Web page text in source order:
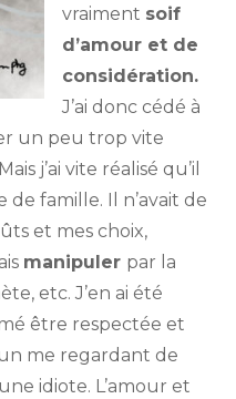
vraiment soif
d’amour et de
considération.
J’ai donc cédé à
un peu trop vite
j’ai vite réalisé qu’il
de famille. Il n’avait de
et mes choix,
manipuler par la
etc. J’en ai été
être respectée et
me regardant de
idiote. L’amour et